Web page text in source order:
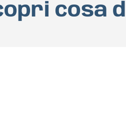
cosa